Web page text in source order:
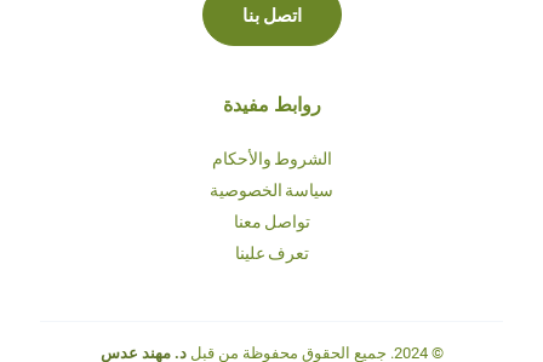
اتصل بنا
روابط مفيدة
الشروط والأحكام
سياسة الخصوصية
تواصل معنا
تعرف علينا
© 2024. جميع الحقوق محفوظة من قبل د. مهند عدس